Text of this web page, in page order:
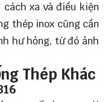
xa và điều kiện
thép inox cũng cần
hư hỏng, từ đó ảnh
Thép Khác